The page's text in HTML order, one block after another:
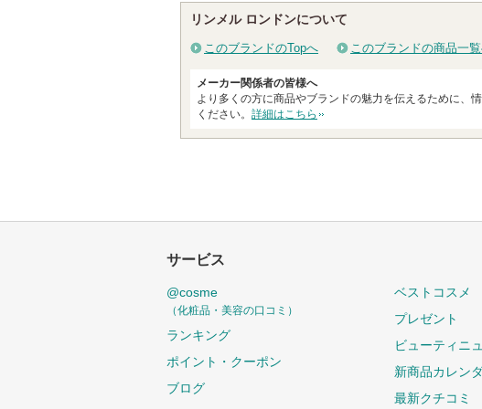
ー
に
お
に
入
れ
リンメル ロンドンについて
このブランドのTopへ このブランドの商品一
メーカー関係者の皆様へ
より多くの方に商品やブランドの魅力を伝えるために、
ください。 詳細はこちら
サービス
@cosme
（化粧品・美容の口コミ）
ランキング
ポイント・クーポン
ブログ
ベストコスメ
プレゼント
ビューティニ
新商品カレン
最新クチコミ